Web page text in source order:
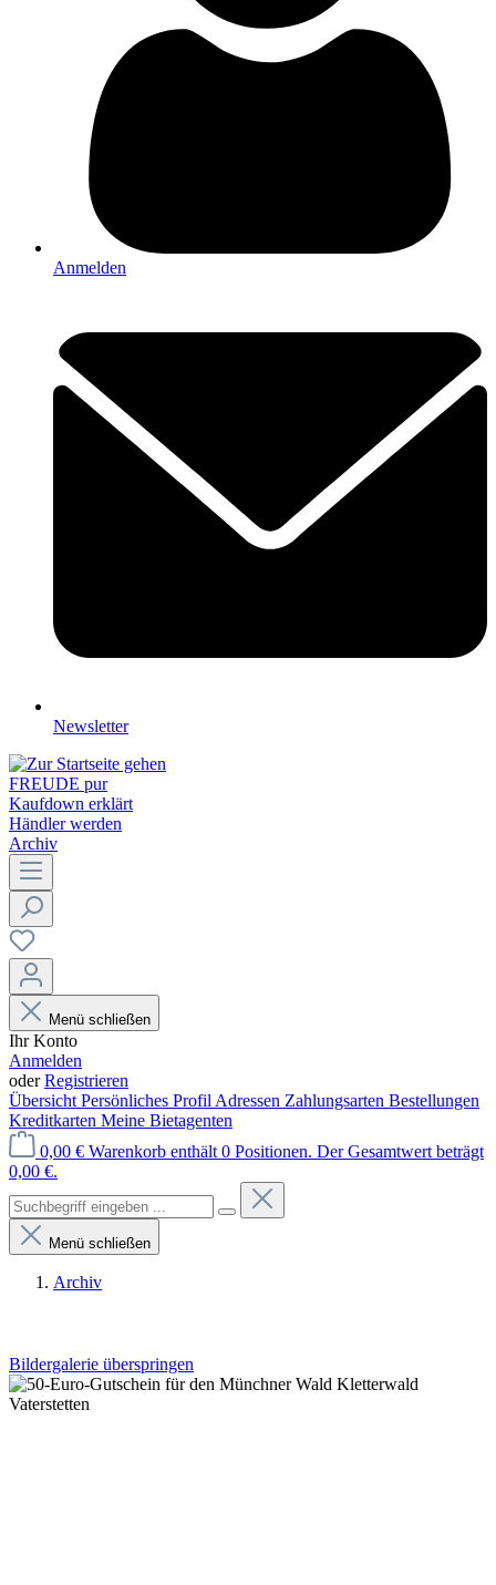
Anmelden
Newsletter
FREUDE pur
Kaufdown erklärt
Händler werden
Archiv
Menü schließen
Ihr Konto
Anmelden
oderRegistrieren
Übersicht Persönliches Profil Adressen Zahlungsarten Bestellungen
Kreditkarten Meine Bietagenten
0,00 € Warenkorb enthält 0 Positionen. Der Gesamtwert beträgt
0,00 €.
Menü schließen
Archiv
Bildergalerie überspringen